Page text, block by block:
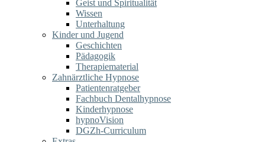
Geist und Spiritualität
Wissen
Unterhaltung
Kinder und Jugend
Geschichten
Pädagogik
Therapiematerial
Zahnärztliche Hypnose
Patientenratgeber
Fachbuch Dentalhypnose
Kinderhypnose
hypnoVision
DGZh-Curriculum